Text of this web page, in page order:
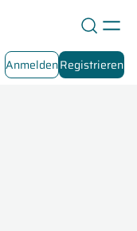
AnmeldenRegistrieren